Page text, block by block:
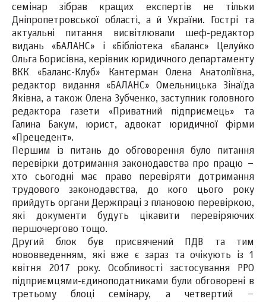
семінар зібрав кращих експертів не тільки
Дніпропетровської області, а й України. Гострі та
актуальні питання висвітлювали шеф-редактор
видань «БАЛАНС» і «Бібліотека «Баланс» Целуйко
Ольга Борисівна, керівник юридичного департаменту
ВКК «Баланс-Клуб» Кантерман Олена Анатоліївна,
редактор видання «БАЛАНС» Омельницька Зінаїда
Яківна, а також Олена Зубченко, заступник головного
редактора газети «Приватний підприємець» та
Галина Бакум, юрист, адвокат юридичної фірми
«Прецедент».
Першим із питань до обговорення було питання
перевірки дотримання законодавства про працю –
хто сьогодні має право перевіряти дотримання
трудового законодавства, до кого цього року
прийдуть органи Держпраці з плановою перевіркою,
які документи будуть цікавити перевіряючих
першочергово тощо.
Другий блок був присвячений ПДВ та тим
нововведенням, які вже є зараз та очікують із 1
квітня 2017 року. Особливості застосування РРО
підприємцями-єдиноподатниками були обговорені в
третьому блоці семінару, а четвертий –